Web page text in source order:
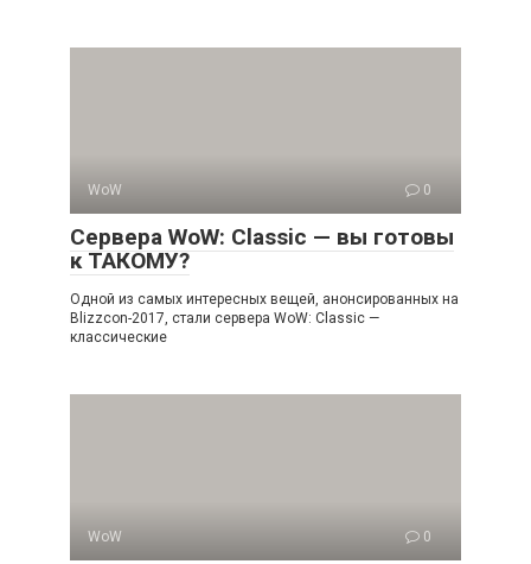
WoW 0
Сервера WoW: Classic — вы готовы
к ТАКОМУ?
Одной из самых интересных вещей, анонсированных на
Blizzcon-2017, стали сервера WoW: Classic —
классические
WoW 0